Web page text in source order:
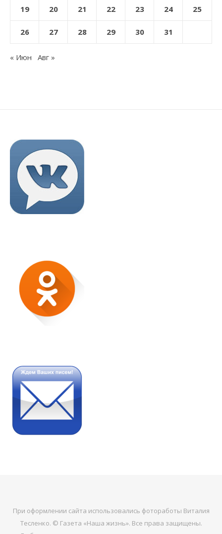
19 20 21 22 23 24 25
26 27 28 29 30 31
« Июн Авг »
При оформлении сайта использовались фотоработы Виталия
Тесленко. © Газета «Наша жизнь». Все права защищены.